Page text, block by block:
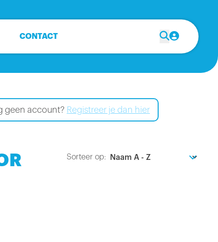
CONTACT
geen account? Registreer je dan hier
Sorteer op: